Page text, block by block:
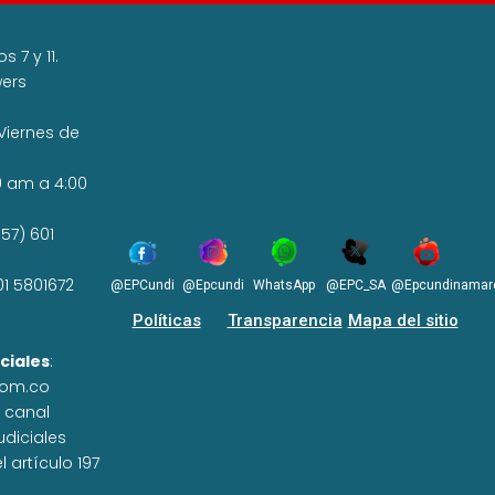
7 y 11.
de
am a 4:00
601
5801672
:
canal
artículo 197
@EPCundi @Epcundi WhatsApp @EPC_SA
Políticas Transparencia Mapa del sitio